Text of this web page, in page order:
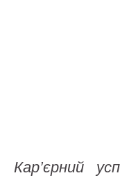
Кар’єрний